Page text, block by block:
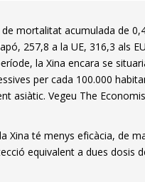
mortalitat acumulada de
257,8 a la UE, 316,3 als
la Xina encara se
per cada 100.000
asiàtic. Vegeu The
té menys eficàcia, de
equivalent a dues dosis